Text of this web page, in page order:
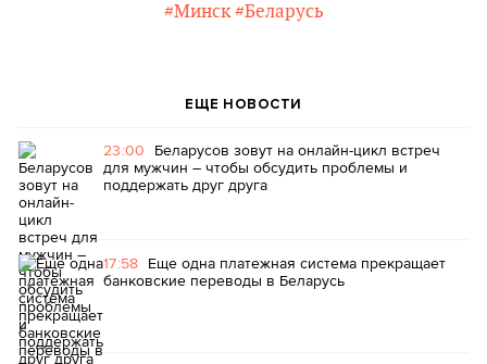
#Минск #Беларусь
ЕЩЕ НОВОСТИ
23:00 Беларусов зовут на онлайн-цикл встреч
для мужчин – чтобы обсудить проблемы и
поддержать друг друга
17:58 Еще одна платежная система прекращает
банковские переводы в Беларусь